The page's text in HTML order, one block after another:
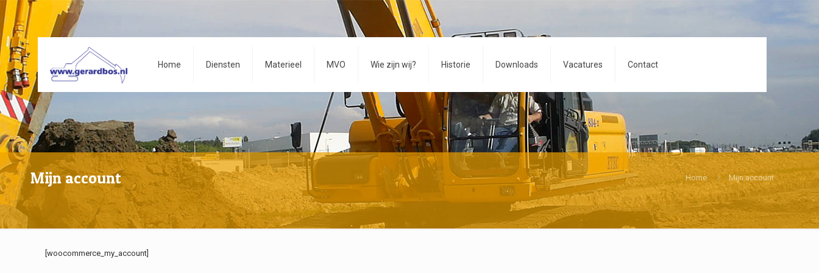
Home Diensten Materieel MVO Wie zijn wij? Historie Downloads Vacatures Contact
Mijn account Home Mijn account
[woocommerce_my_account]